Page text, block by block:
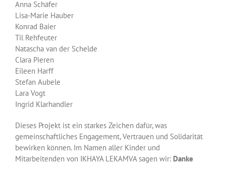
Anna Schäfer
Lisa-Marie Hauber
Konrad Baier
Til Rehfeuter
Natascha van der Schelde
Clara Pieren
Eileen Harff
Stefan Aubele
Lara Vogt
Ingrid Klarhandler
Dieses Projekt ist ein starkes Zeichen dafür, was
gemeinschaftliches Engagement, Vertrauen und Solidarität
bewirken können. Im Namen aller Kinder und
Mitarbeitenden von IKHAYA LEKAMVA sagen wir: Danke